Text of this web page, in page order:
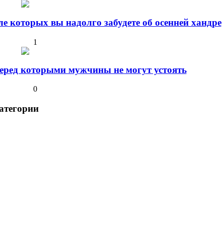
вы надолго забудете об осенней хандре
1
которыми мужчины не могут устоять
0